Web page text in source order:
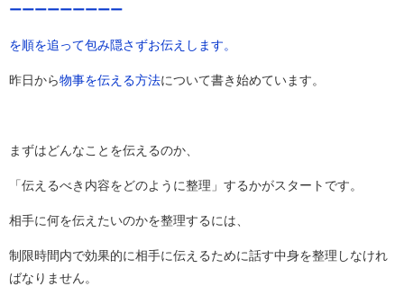
ーーーーーーーーー
を順を追って包み隠さずお伝えします。
昨日から物事を伝える方法について書き始めています。
まずはどんなことを伝えるのか、
「伝えるべき内容をどのように整理」するかがスタートです。
相手に何を伝えたいのかを整理するには、
制限時間内で効果的に相手に伝えるために話す中身を整理しなけれ
ばなりません。